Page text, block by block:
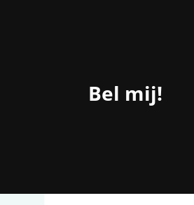
Bel mij!